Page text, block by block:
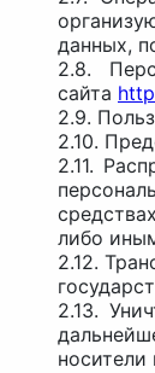
данных,
2.8.
сайта
2.9.
2.10.
2.11.
либо
2.12.
2.13.
носители